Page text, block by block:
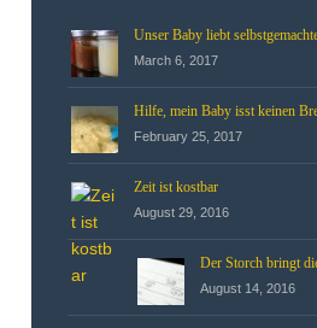
Unser Baby liebt
March 6, 2017
Hilfe, mein Baby isst keinen
February 25, 2017
Zeit ist kostbar
August 29, 2016
Der Storch bringt
August 14, 2016